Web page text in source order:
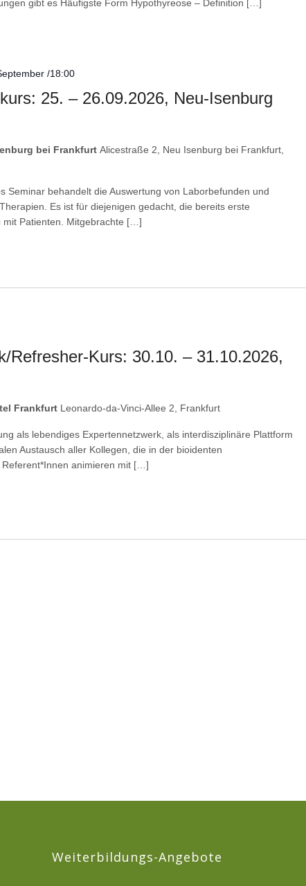
gibt es Häufigste Form Hypothyreose – Definition […]
25. – 26.09.2026, Neu-Isenburg
/18:00
bei FrankfurtAlicestraße 2, Neu Isenburg bei Frankfurt,
Seminar behandelt die Auswertung von Laborbefunden und
Es ist für diejenigen gedacht, die bereits erste
mit Patienten. Mitgebrachte […]
Refresher-Kurs: 30.10. – 31.10.2026,
Frankfurt Leonardo-da-Vinci-Allee 2, Frankfurt
als lebendiges Expertennetzwerk, als interdisziplinäre Plattform
Austausch aller Kollegen, die in der bioidenten
animieren mit […]
Weiterbildungs-Angebote